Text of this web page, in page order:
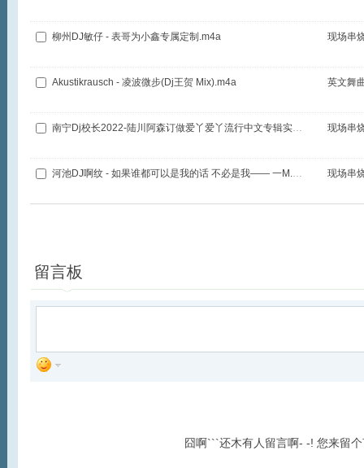
柳州DJ敏仔 - 表哥为小鑫专属定制.m4a 现场串
Akustikrausch - 凌波微步(Dj王贺 Mix).m4a 英文舞
南宁Dj校长2022-陆川阿森订做爱丫爱丫流行中文专辑实录打碟串烧.m4a 现场串
河池DJ啊纹 - 如果谁都可以是我的话 不必是我—— 一M.m4a 现场串
留言板
囧啊```还木有人留言啊- -! 您来留